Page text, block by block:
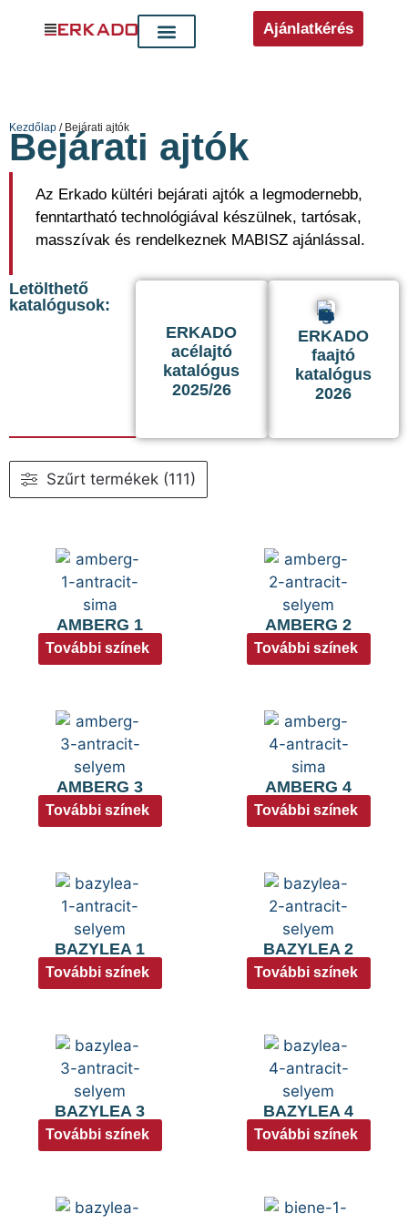
Ajánlatkérés
Kezdőlap / Bejárati ajtók
Bejárati ajtók
Az Erkado kültéri bejárati ajtók a legmodernebb,
fenntartható technológiával készülnek, tartósak,
masszívak és rendelkeznek MABISZ ajánlással.
Letölthető
katalógusok:
ERKADO
acélajtó
katalógus
2025/26
ERKADO
faajtó
katalógus
2026
Szűrt termékek (111)
AMBERG 1
További színek
AMBERG 2
További színek
AMBERG 3
További színek
AMBERG 4
További színek
BAZYLEA 1
További színek
BAZYLEA 2
További színek
BAZYLEA 3
További színek
BAZYLEA 4
További színek